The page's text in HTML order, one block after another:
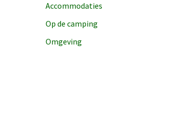
Accommodaties
Op de camping
Omgeving